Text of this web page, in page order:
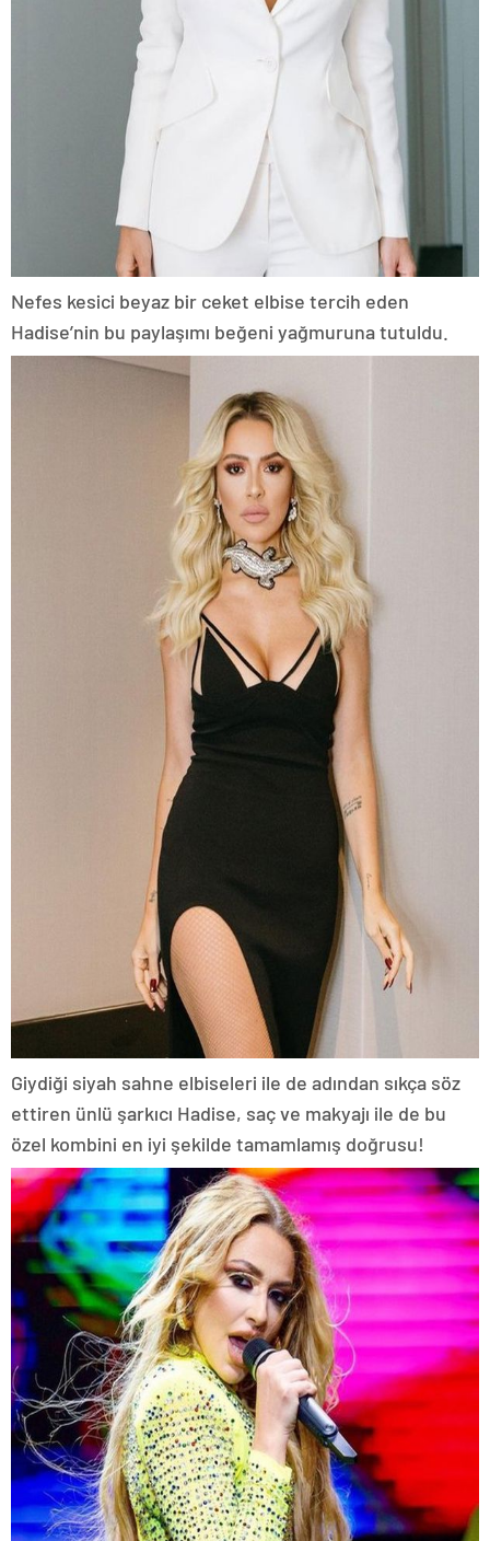
Nefes kesici beyaz bir ceket elbise tercih eden
Hadise’nin bu paylaşımı beğeni yağmuruna tutuldu.
Giydiği siyah sahne elbiseleri ile de adından sıkça söz
ettiren ünlü şarkıcı Hadise, saç ve makyajı ile de bu
özel kombini en iyi şekilde tamamlamış doğrusu!